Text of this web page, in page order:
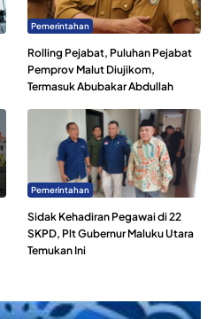
Pemerintahan
Rolling Pejabat, Puluhan Pejabat
Pemprov Malut Diujikom,
Termasuk Abubakar Abdullah
Pemerintahan
Sidak Kehadiran Pegawai di 22
SKPD, Plt Gubernur Maluku Utara
Temukan Ini